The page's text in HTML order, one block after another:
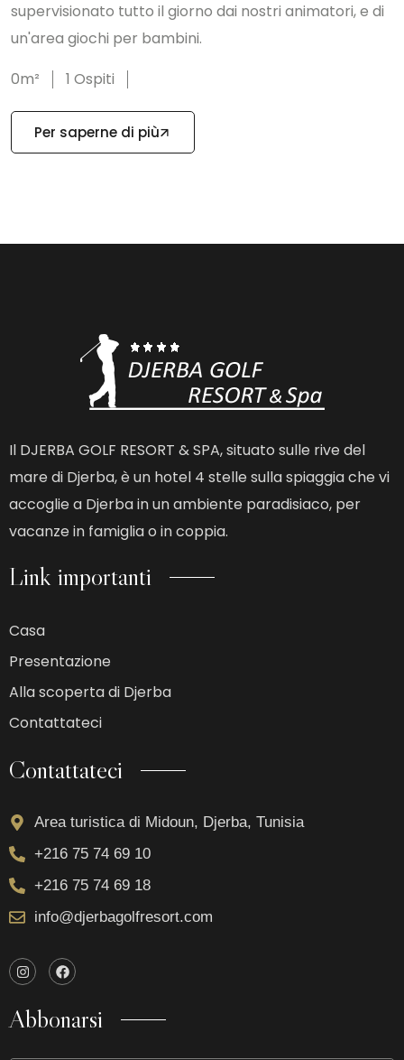
supervisionato tutto il giorno dai nostri animatori, e di
un'area giochi per bambini.
0m²
1 Ospiti
Per saperne di più
Il DJERBA GOLF RESORT & SPA, situato sulle rive del
mare di Djerba, è un hotel 4 stelle sulla spiaggia che vi
accoglie a Djerba in un ambiente paradisiaco, per
vacanze in famiglia o in coppia.
Link importanti
Casa
Presentazione
Alla scoperta di Djerba
Contattateci
Contattateci
Area turistica di Midoun, Djerba, Tunisia
+216 75 74 69 10
+216 75 74 69 18
info@djerbagolfresort.com
Abbonarsi